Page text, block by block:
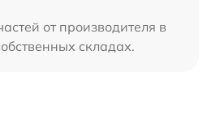
от производителя в
складах.